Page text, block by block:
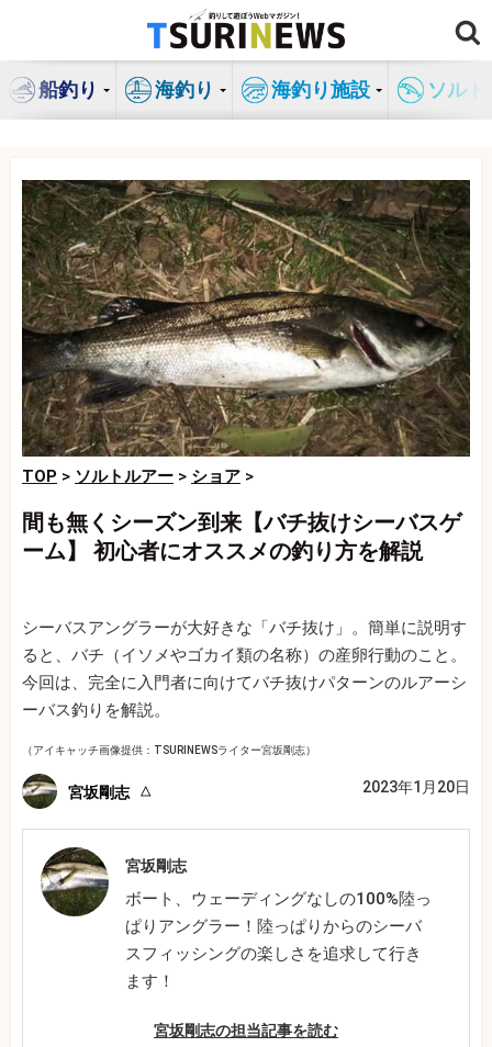
ン
船釣り 海釣り 海釣り施設 ソル
TOP > ソルトルアー > ショア >
間も無くシーズン到来【バチ抜けシーバスゲ
ーム】 初心者にオススメの釣り方を解説
シーバスアングラーが大好きな「バチ抜け」。簡単に説明す
ると、バチ（イソメやゴカイ類の名称）の産卵行動のこと。
今回は、完全に入門者に向けてバチ抜けパターンのルアーシ
ーバス釣りを解説。
（アイキャッチ画像提供：TSURINEWSライター宮坂剛志）
宮坂剛志 2023年1月20日
宮坂剛志
ボート、ウェーディングなしの100%陸っ
ぱりアングラー！陸っぱりからのシーバ
スフィッシングの楽しさを追求して行き
ます！
宮坂剛志の担当記事を読む